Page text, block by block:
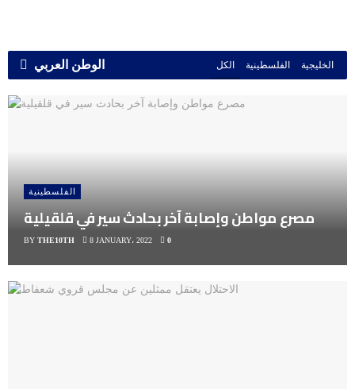
الوطن العربي الكل الفلسطينية الخليجية
الفلسطينية
مصرع مواطن وإصابة آخر بحادث سير في قلقيلية
BY THE10TH 8 JANUARY، 2022 0